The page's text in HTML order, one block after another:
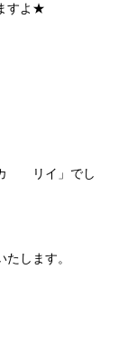
すよ★
リイ」でし
します。